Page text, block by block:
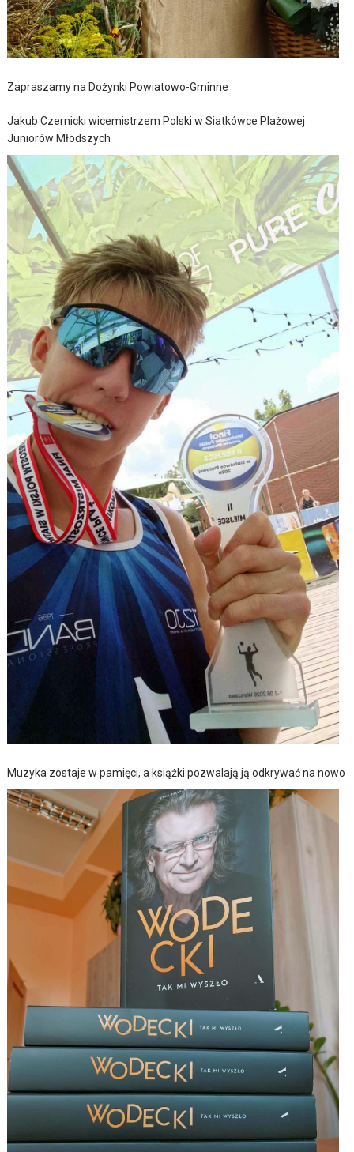
Zapraszamy na Dożynki Powiatowo-Gminne
Jakub Czernicki wicemistrzem Polski w Siatkówce Plażowej
Juniorów Młodszych
Muzyka zostaje w pamięci, a książki pozwalają ją odkrywać na nowo